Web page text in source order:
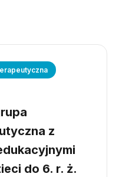
z
do 6. r. ż.